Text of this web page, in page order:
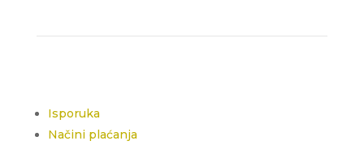
Isporuka
Načini plaćanja